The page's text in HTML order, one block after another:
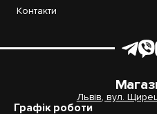
Контакти
Львів, вул.
Графік роботи